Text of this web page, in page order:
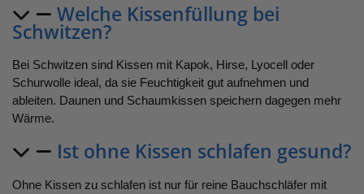
Welche Kissenfüllung bei
Schwitzen?
Bei Schwitzen sind Kissen mit Kapok, Hirse, Lyocell oder
Schurwolle ideal, da sie Feuchtigkeit gut aufnehmen und
ableiten. Daunen und Schaumkissen speichern dagegen mehr
Wärme.
Ist ohne Kissen schlafen gesund?
Ohne Kissen zu schlafen ist nur für reine Bauchschläfer mit